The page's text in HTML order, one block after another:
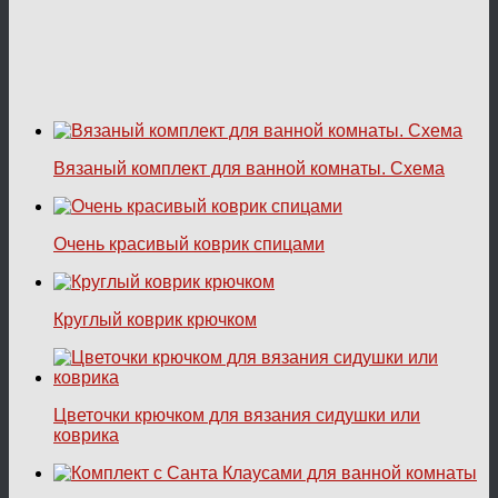
Вязаный комплект для ванной комнаты. Схема
Очень красивый коврик спицами
Круглый коврик крючком
Цветочки крючком для вязания сидушки или
коврика